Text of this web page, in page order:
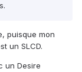
puisque mon
un SLCD.
un Desire